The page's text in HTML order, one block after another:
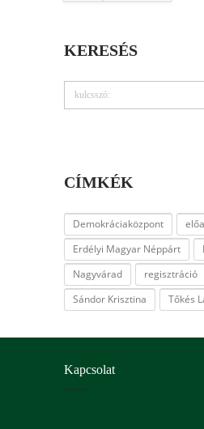
KERESÉS
CÍMKÉK
Demokráciaközpont
Erdélyi Magyar Néppárt
Nagyvárad
regisztráció
Sándor Krisztina
Tőkés
Kapcsolat